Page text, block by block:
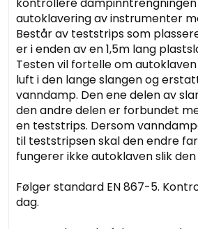
autoklavering av instrumenter
Består av teststrips som
er i enden av en 1,5m lang
Testen vil fortelle om
luft i den lange slangen og
vanndamp. Den ene delen av
den andre delen er forbundet
en teststrips. Dersom
til teststripsen skal den endre
fungerer ikke autoklaven slik den
Følger standard EN 867-5.
dag.